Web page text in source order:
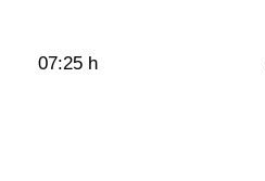
07:25 h